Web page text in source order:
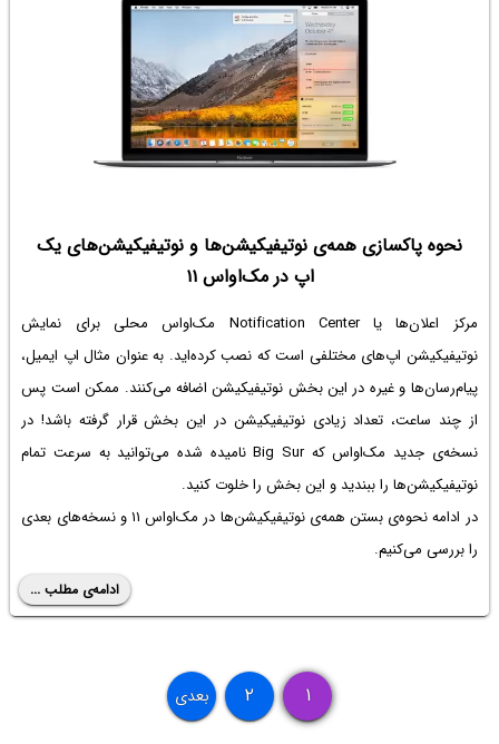
نحوه پاکسازی همه‌ی نوتیفیکیشن‌ها و نوتیفیکیشن‌های یک
اپ در مک‌او‌اس ۱۱
مرکز اعلان‌ها یا Notification Center مک‌او‌اس محلی برای نمایش
نوتیفیکیشن اپ‌های مختلفی است که نصب کرده‌اید. به عنوان مثال اپ ایمیل،
پیام‌رسان‌ها و غیره در این بخش نوتیفیکیشن اضافه می‌کنند. ممکن است پس
از چند ساعت، تعداد زیادی نوتیفیکیشن در این بخش قرار گرفته باشد! در
نسخه‌ی جدید مک‌او‌اس که Big Sur نامیده شده می‌توانید به سرعت تمام
نوتیفیکیشن‌ها را ببندید و این بخش را خلوت کنید.
در ادامه نحوه‌ی بستن همه‌ی نوتیفیکیشن‌ها در مک‌او‌اس ۱۱ و نسخه‌های بعدی
را بررسی می‌کنیم.
ادامه‌ی مطلب ...
۱ ۲ بعدی